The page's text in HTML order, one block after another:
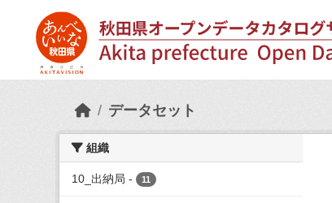
データセット
組織
10_出納局 - 11